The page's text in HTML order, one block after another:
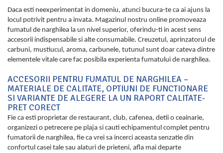
Daca esti neexperimentat in domeniu, atunci bucura-te ca ai ajuns la
locul potrivit pentru a invata. Magazinul nostru online promoveaza
fumatul de narghilea la un nivel superior, oferindu-ti in acest sens
accesorii indispensabile si alte consumabile. Creuzetul, aprinzatorul de
carbuni, mustiucul, aroma, carbunele, tutunul sunt doar cateva dintre
elementele vitale care fac posibila experienta fumatului de narghilea.
ACCESORII PENTRU FUMATUL DE NARGHILEA –
MATERIALE DE CALITATE, OPTIUNI DE FUNCTIONARE
SI VARIANTE DE ALEGERE LA UN RAPORT CALITATE-
PRET CORECT
Fie ca esti proprietar de restaurant, club, cafenea, detii o ceainarie,
organizezi o petrecere pe plaja si cauti echipamentul complet pentru
fumatorii de narghilea, fie ca vrei sa incerci aceasta senzatie din
confortul casei tale sau alaturi de prieteni, afla mai departe